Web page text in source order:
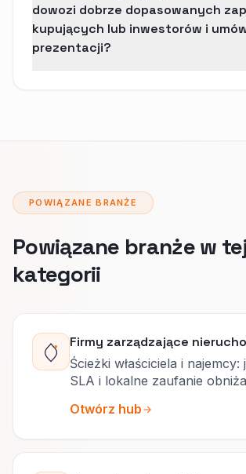
dowozi dobrze dopasowanych
kupujących lub inwestorów i
prezentacji?
POWIĄZANE BRANŻE
Powiązane branże w
kategorii
Firmy zarządzające
Ścieżki właściciela i najemcy:
SLA i lokalne zaufanie
Otwórz hub